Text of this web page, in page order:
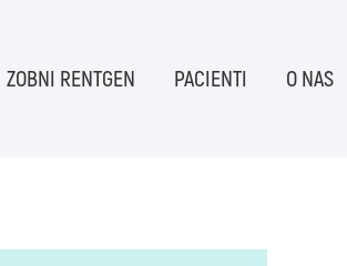
ZOBNI RENTGEN PACIENTI O NAS